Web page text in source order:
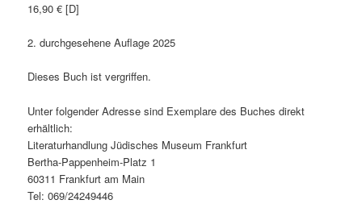
16,90 € [D]
2. durchgesehene Auflage 2025
Dieses Buch ist vergriffen.
Unter folgender Adresse sind Exemplare des Buches direkt
erhältlich:
Literaturhandlung Jüdisches Museum Frankfurt
Bertha-Pappenheim-Platz 1
60311 Frankfurt am Main
Tel: 069/24249446